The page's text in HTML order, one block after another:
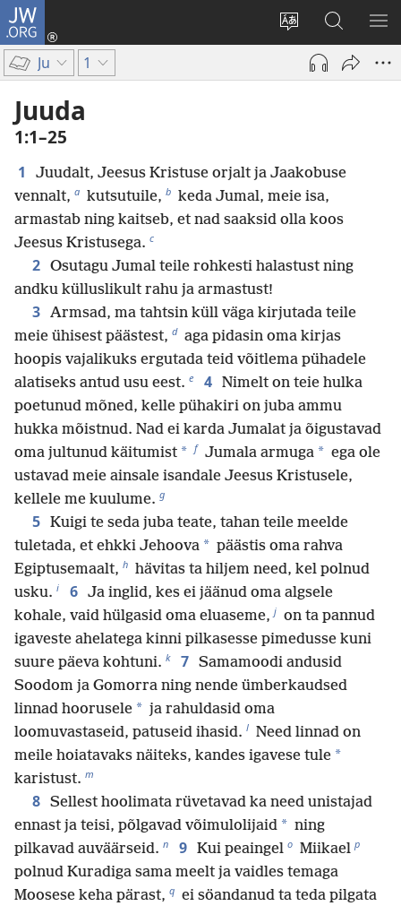
JW.ORG
Muuda
veebisaidi
keelt
Logi
sisse
Otsi
saidilt
JW.ORG
Ju 1
Juuda
1:1–25
1
Juudalt, Jeesus Kristuse orjalt ja Jaakobuse
vennalt, a kutsutuile, b keda Jumal, meie isa,
armastab ning kaitseb, et nad saaksid olla koos
Jeesus Kristusega. c
2 Osutagu Jumal teile rohkesti halastust ning
andku külluslikult rahu ja armastust!
3 Armsad, ma tahtsin küll väga kirjutada teile
meie ühisest päästest, d aga pidasin oma kirjas
hoopis vajalikuks ergutada teid võitlema pühadele
alatiseks antud usu eest. e 4 Nimelt on teie hulka
poetunud mõned, kelle pühakiri on juba ammu
hukka mõistnud. Nad ei karda Jumalat ja õigustavad
oma jultunud käitumist * f Jumala armuga * ega ole
ustavad meie ainsale isandale Jeesus Kristusele,
kellele me kuulume. g
5 Kuigi te seda juba teate, tahan teile meelde
tuletada, et ehkki Jehoova * päästis oma rahva
Egiptusemaalt, h hävitas ta hiljem need, kel polnud
usku. i 6 Ja inglid, kes ei jäänud oma algsele
kohale, vaid hülgasid oma eluaseme, j on ta pannud
igaveste ahelatega kinni pilkasesse pimedusse kuni
suure päeva kohtuni. k 7 Samamoodi andusid
Soodom ja Gomorra ning nende ümberkaudsed
linnad hoorusele * ja rahuldasid oma
loomuvastaseid, patuseid ihasid. l Need linnad on
meile hoiatavaks näiteks, kandes igavese tule *
karistust. m
8 Sellest hoolimata rüvetavad ka need unistajad
ennast ja teisi, põlgavad võimulolijaid * ning
pilkavad auväärseid. n 9 Kui peaingel o Miikael p
polnud Kuradiga sama meelt ja vaidles temaga
Moosese keha pärast, q ei söandanud ta teda pilgata